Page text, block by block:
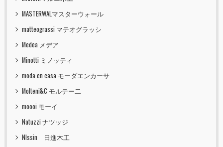
MASTERWALマスターウォール
matteograssi マテオグラッシ
Medea メデア
Minotti ミノッティ
moda en casa モーダエンカーサ
Molteni&C モルテー二
moooi モーイ
Natuzzi ナツッジ
NIssin 日進木工